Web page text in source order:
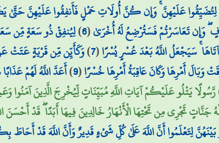
عَلَيْهِنَّ ۚ وَإِن كُنَّ أُولَاتِ حَمْلٍ فَأَنفِقُوا عَلَيْهِنَّ حَتَّىٰ
وَإِن تَعَاسَرْتُمْ فَسَتُرْضِعُ لَهُ أُخْرَىٰ(
6
)لِيُنفِقْ ذُو سَعَةٍ مِّن
سَيَجْعَلُ اللَّهُ بَعْدَ عُسْرٍ يُسْرًا(
7
)وَكَأَيِّن مِّن قَرْيَةٍ عَتَتْ
وَبَالَ أَمْرِهَا وَكَانَ عَاقِبَةُ أَمْرِهَا خُسْرًا(
9
)أَعَدَّ اللَّهُ لَهُمْ
رَّسُولًا يَتْلُو عَلَيْكُمْ آيَاتِ اللَّهِ مُبَيِّنَاتٍ لِّيُخْرِجَ الَّذِينَ آمَنُوا
تَجْرِي مِن تَحْتِهَا الْأَنْهَارُ خَالِدِينَ فِيهَا أَبَدًا ۖ قَدْ أَحْسَنَ
لِتَعْلَمُوا أَنَّ اللَّهَ عَلَىٰ كُلِّ شَيْءٍ قَدِيرٌ وَأَنَّ اللَّهَ قَدْ